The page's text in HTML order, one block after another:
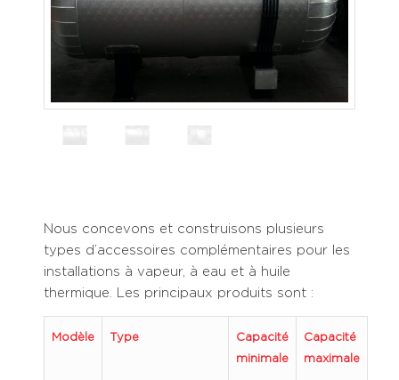
Nous concevons et construisons plusieurs
types d’accessoires complémentaires pour les
installations à vapeur, à eau et à huile
thermique. Les principaux produits sont :
Modèle Type
Capacité
minimale
Capacité
maximale